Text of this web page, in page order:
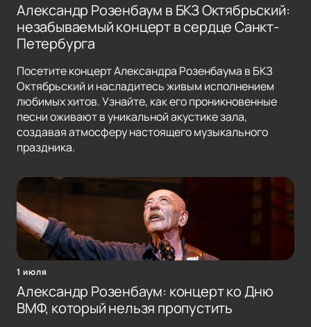
Александр Розенбаум в БКЗ Октябрьский:
незабываемый концерт в сердце Санкт-
Петербурга
Посетите концерт Александра Розенбаума в БКЗ
Октябрьский и насладитесь живым исполнением
любимых хитов. Узнайте, как его проникновенные
песни оживают в уникальной акустике зала,
создавая атмосферу настоящего музыкального
праздника.
1 июля
Александр Розенбаум: концерт ко Дню
ВМФ, который нельзя пропустить